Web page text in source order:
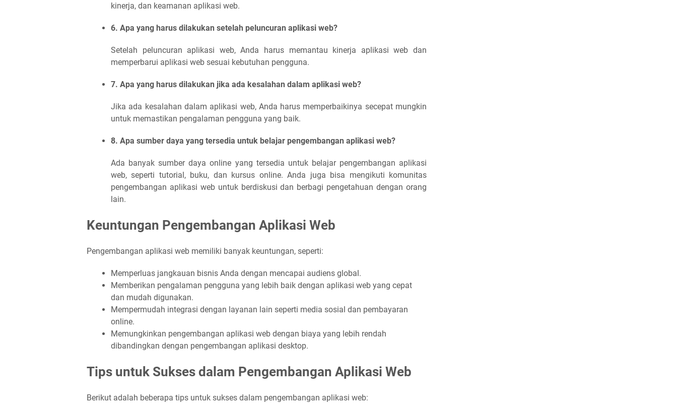
kinerja, dan keamanan aplikasi web.
6. Apa yang harus dilakukan setelah peluncuran aplikasi web?
Setelah peluncuran aplikasi web, Anda harus memantau kinerja aplikasi web dan
memperbarui aplikasi web sesuai kebutuhan pengguna.
7. Apa yang harus dilakukan jika ada kesalahan dalam aplikasi web?
Jika ada kesalahan dalam aplikasi web, Anda harus memperbaikinya secepat mungkin
untuk memastikan pengalaman pengguna yang baik.
8. Apa sumber daya yang tersedia untuk belajar pengembangan aplikasi web?
Ada banyak sumber daya online yang tersedia untuk belajar pengembangan aplikasi
web, seperti tutorial, buku, dan kursus online. Anda juga bisa mengikuti komunitas
pengembangan aplikasi web untuk berdiskusi dan berbagi pengetahuan dengan orang
lain.
Keuntungan Pengembangan Aplikasi Web
Pengembangan aplikasi web memiliki banyak keuntungan, seperti:
Memperluas jangkauan bisnis Anda dengan mencapai audiens global.
Memberikan pengalaman pengguna yang lebih baik dengan aplikasi web yang cepat
dan mudah digunakan.
Mempermudah integrasi dengan layanan lain seperti media sosial dan pembayaran
online.
Memungkinkan pengembangan aplikasi web dengan biaya yang lebih rendah
dibandingkan dengan pengembangan aplikasi desktop.
Tips untuk Sukses dalam Pengembangan Aplikasi Web
Berikut adalah beberapa tips untuk sukses dalam pengembangan aplikasi web: